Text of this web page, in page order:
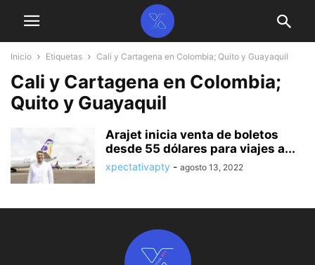
Inicio Etiquetas Cali y Cartagena en Colombia; Quito y Guayaquil
Cali y Cartagena en Colombia;
Quito y Guayaquil
Arajet inicia venta de boletos
desde 55 dólares para viajes a...
xpectativapty - agosto 13, 2022